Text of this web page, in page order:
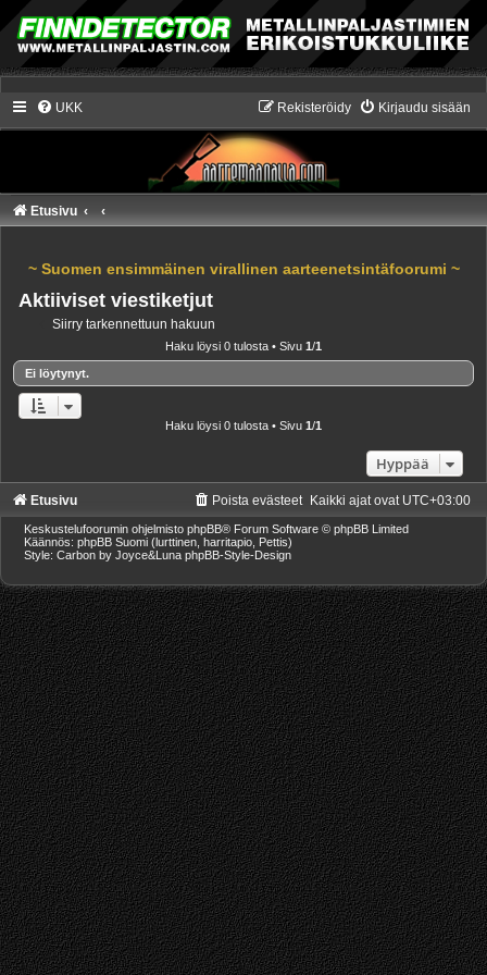
UKK Kirjaudu sisään
Rekisteröidy
Etusivu
~ Suomen ensimmäinen virallinen aarteenetsintäfoorumi ~
Aktiiviset viestiketjut
Siirry tarkennettuun hakuun
Haku löysi 0 tulosta • Sivu 1/1
Ei löytynyt.
Haku löysi 0 tulosta • Sivu 1/1
Hyppää
Etusivu Kaikki ajat ovat UTC+03:00
Poista evästeet
Keskustelufoorumin ohjelmisto phpBB® Forum Software © phpBB Limited
Käännös: phpBB Suomi (lurttinen, harritapio, Pettis)
Style: Carbon by Joyce&Luna phpBB-Style-Design